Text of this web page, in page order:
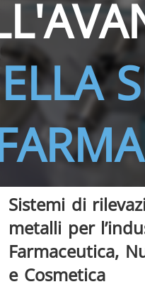
THS/PH21N-FB
THS/FBB
THS/MBB
Sistemi di
metalli per
Farmaceutica,
e Cosmetica